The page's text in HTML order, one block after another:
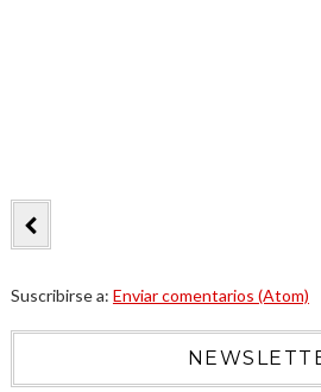
Suscribirse a: Enviar comentarios (Atom)